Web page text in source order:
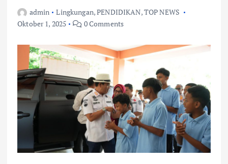
admin Lingkungan,PENDIDIKAN,TOP NEWS
Oktober 1, 2025
0 Comments